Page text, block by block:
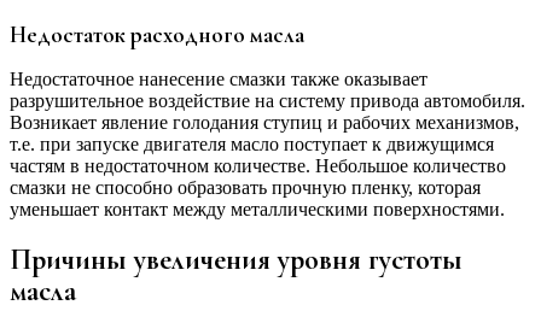
Недостаток расходного масла
Недостаточное нанесение смазки также оказывает
разрушительное воздействие на систему привода автомобиля.
Возникает явление голодания ступиц и рабочих механизмов,
т.е. при запуске двигателя масло поступает к движущимся
частям в недостаточном количестве. Небольшое количество
смазки не способно образовать прочную пленку, которая
уменьшает контакт между металлическими поверхностями.
Причины увеличения уровня густоты
масла